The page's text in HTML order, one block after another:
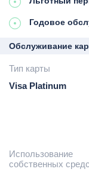
Годовое
Обслуживание
Тип карты
Visa Platinum
Использование
собственных